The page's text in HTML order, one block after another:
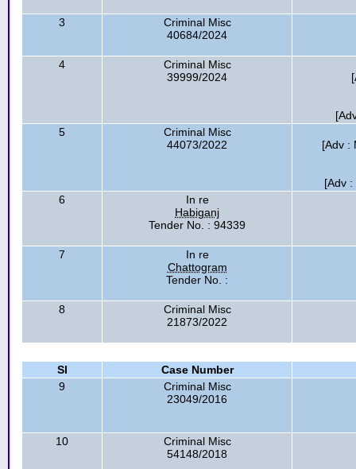
3
Criminal Misc
40684/2024
4
Criminal Misc
39999/2024
5
Criminal Misc
44073/2022
[Adv :
[Adv
6
In re
Habiganj
Tender No. : 94339
7
In re
Chattogram
Tender No. :
8
Criminal Misc
21873/2022
Sl
Case Number
9
Criminal Misc
23049/2016
10
Criminal Misc
54148/2018